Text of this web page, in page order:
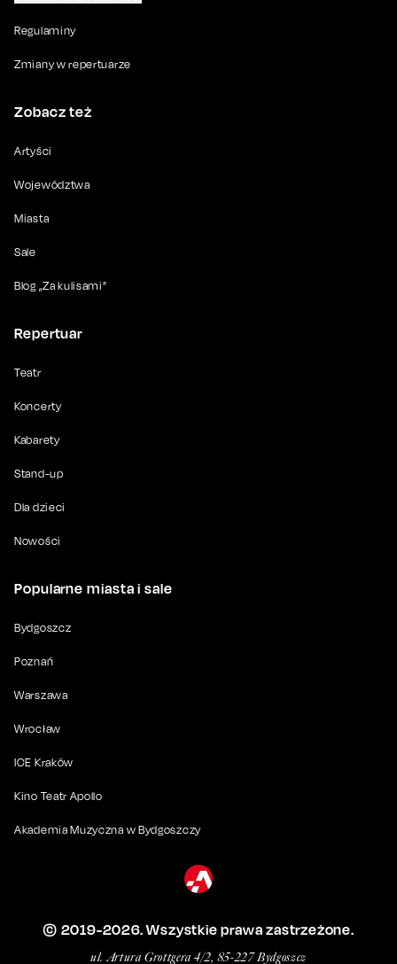
Regulaminy
Zmiany w repertuarze
Zobacz też
Artyści
Województwa
Miasta
Sale
Blog „Za kulisami”
Repertuar
Teatr
Koncerty
Kabarety
Stand-up
Dla dzieci
Nowości
Popularne miasta i sale
Bydgoszcz
Poznań
Warszawa
Wrocław
ICE Kraków
Kino Teatr Apollo
Akademia Muzyczna w Bydgoszczy
© 2019-2026. Wszystkie prawa zastrzeżone.
ul. Artura Grottgera 4/2, 85-227 Bydgoszcz